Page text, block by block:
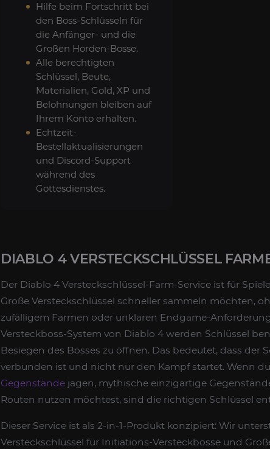
Hilfe beim Fortschritt bei
den Boss-Schlüsseln für
die Anfänger- und die
Großen Horden-Bosse.
Alle berechtigten
Schlüssel, Beute,
Materialien, Gold, XP und
Belohnungen bleiben auf
Ihrem Konto erhalten.
Echtzeit-
Bestellaktualisierungen
und Discord-Support
während des
Gottesdienstes.
DIABLO 4 VERSTECKSCHLÜSSEL
Der Diablo 4 Versteckschlüssel-Farm-Service ist für
Große Versteckschlüssel schneller sammeln möchten,
zufälligem Farmen oder unklaren Endgame-
Versteckboss-System von Diablo 4 werden Schlüssel
Besiegen des Bosses zu öffnen. Das bedeutet, dass
verbunden ist und nicht nur den Kampf startet. Wenn
Gegenstände jagen, mythische einzigartige
Routen nutzen möchtest, sind die richtigen Schlüssel
Dieser Service ist als 2-in-1-Produkt konzipiert: Wir
Versteckschlüssel für Initiations-Versteckbosse und